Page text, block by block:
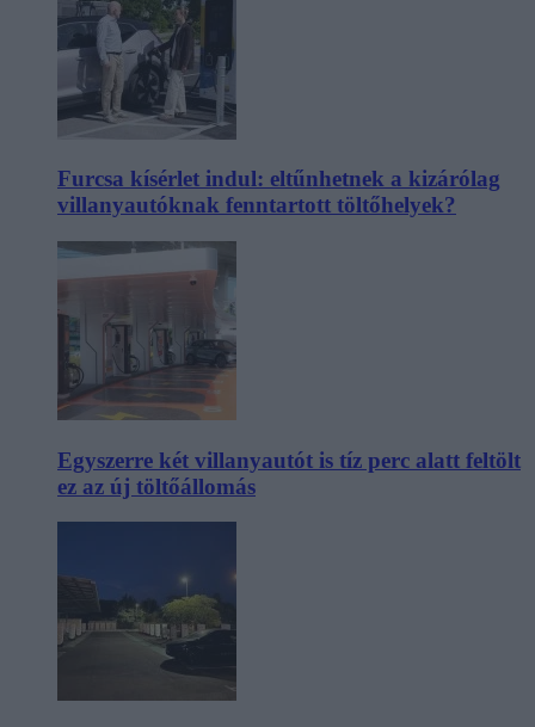
Furcsa kísérlet indul: eltűnhetnek a kizárólag
villanyautóknak fenntartott töltőhelyek?
Egyszerre két villanyautót is tíz perc alatt feltölt
ez az új töltőállomás